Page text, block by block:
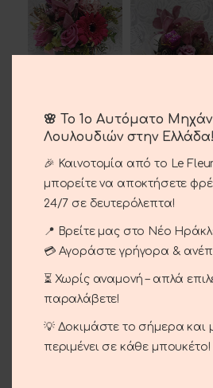
Σύνθεση Γυάλα
30.00€
Γυάλα με ορχιδέες , ζερμπέρα
ΠΡΟΣΘΉΚΗ ΣΤΟ
Σύγκριση Αγαπημένο
🌸 Το 1ο Αυτόματο
Λουλουδιών στην
🎉 Καινοτομία από το Le
μπορείτε να αποκτήσετε
24/7 σε δευτερόλεπτα!
📍 Βρείτε μας στο Νέο
💳 Αγοράστε γρήγορα &
⏳ Χωρίς αναμονή – απλά
παραλάβετε!
💡 Δοκιμάστε το σήμερα και
περιμένει σε κάθε μπουκέτο!